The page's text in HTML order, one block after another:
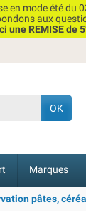
en mode été du
aux
REMISE de
OK
Marques
pâtes,